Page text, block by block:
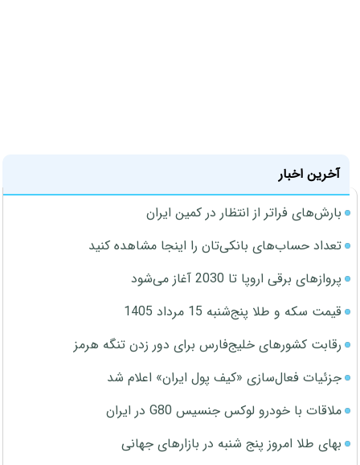
آخرین اخبار
بارش‌های فراتر از انتظار در کمین ایران
تعداد حساب‌های بانکی‌تان را اینجا مشاهده کنید
پروازهای برقی اروپا تا 2030 آغاز می‌شود
قیمت سکه و طلا پنج‌شنبه 15 مرداد 1405
رقابت کشورهای خلیج‌فارس برای دور زدن تنگه هرمز
جزئیات فعال‌سازی «کیف پول ایران» اعلام شد
ملاقات با خودرو لوکس جنسیس G80 در ایران
بهای طلا امروز پنج شنبه در بازارهای جهانی